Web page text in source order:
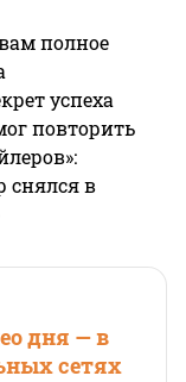
полное
успеха
повторить
снялся в
дня — в
сетях